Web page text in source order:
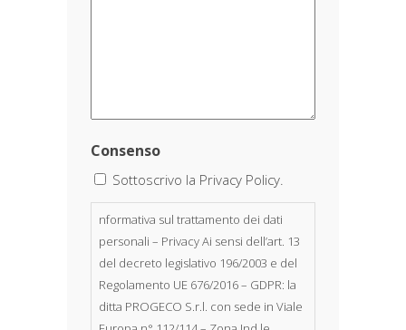
Consenso
Sottoscrivo la Privacy Policy.
nformativa sul trattamento dei dati
personali – Privacy Ai sensi dell’art. 13
del decreto legislativo 196/2003 e del
Regolamento UE 676/2016 – GDPR: la
ditta PROGECO S.r.l. con sede in Viale